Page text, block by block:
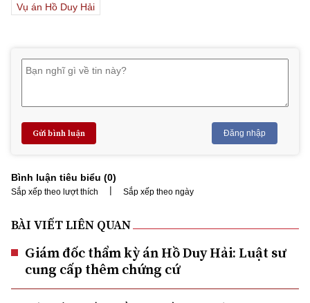
Vụ án Hồ Duy Hải
Gửi bình luận Đăng nhập
Bình luận tiêu biểu (0)
Sắp xếp theo lượt thích | Sắp xếp theo ngày
BÀI VIẾT LIÊN QUAN
Giám đốc thẩm kỳ án Hồ Duy Hải: Luật sư
cung cấp thêm chứng cứ